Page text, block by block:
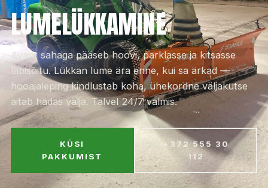
LUMELÜKKAMINE
Avant sahaga pääseb hoovi, parklasse ja kitsasse
läbisõitu. Lükkan lume ära enne, kui sa ärkad —
hooajaleping kindlustab koha, ühekordne väljakutse
aitab hädas välja. Talvel 24/7 valmis.
KÜSI
PAKKUMIST
+372 555 30
112